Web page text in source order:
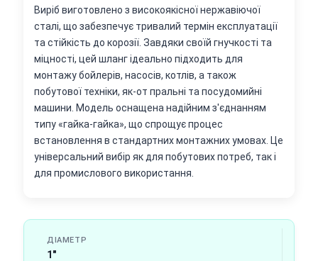
Виріб виготовлено з високоякісної нержавіючої
сталі, що забезпечує тривалий термін експлуатації
та стійкість до корозії. Завдяки своїй гнучкості та
міцності, цей шланг ідеально підходить для
монтажу бойлерів, насосів, котлів, а також
побутової техніки, як-от пральні та посудомийні
машини. Модель оснащена надійним з'єднанням
типу «гайка-гайка», що спрощує процес
встановлення в стандартних монтажних умовах. Це
універсальний вибір як для побутових потреб, так і
для промислового використання.
ДІАМЕТР
1"